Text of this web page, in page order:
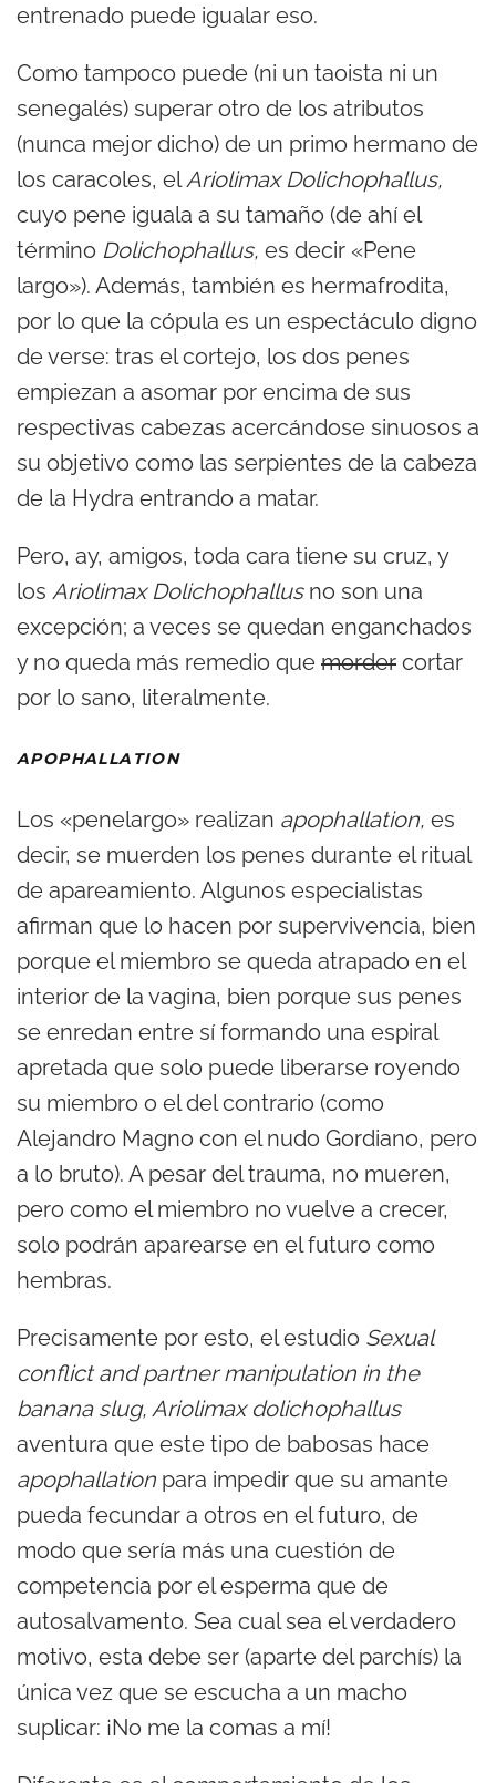
entrenado puede igualar eso.
Como tampoco puede (ni un taoista ni un
senegalés) superar otro de los atributos
(nunca mejor dicho) de un primo hermano de
los caracoles, elAriolimax Dolichophallus,
cuyo pene iguala a su tamaño (de ahí el
término Dolichophallus, es decir «Pene
largo»). Además, también es hermafrodita,
por lo que la cópula es un espectáculo digno
de verse: tras el cortejo, los dos penes
empiezan a asomar por encima de sus
respectivas cabezas acercándose sinuosos a
su objetivo como las serpientes de la cabeza
de la Hydra entrando a matar.
Pero, ay, amigos, toda cara tiene su cruz, y
los Ariolimax Dolichophallusno son una
excepción; a veces se quedan enganchados
y no queda más remedio que morder cortar
por lo sano, literalmente.
APOPHALLATION
Los «penelargo» realizan apophallation, es
decir, se muerden los penes durante el ritual
de apareamiento. Algunos especialistas
afirman que lo hacen por supervivencia, bien
porque el miembro se queda atrapado en el
interior de la vagina, bien porque sus penes
se enredan entre sí formando una espiral
apretada que solo puede liberarse royendo
su miembro o el del contrario (como
Alejandro Magno con el nudo Gordiano, pero
a lo bruto). A pesar del trauma, no mueren,
pero como el miembro no vuelve a crecer,
solo podrán aparearse en el futuro como
hembras.
Precisamente por esto, el estudio Sexual
conflict and partner manipulation in the
banana slug, Ariolimax dolichophallus
aventura que este tipo de babosas hace
apophallation para impedir que su amante
pueda fecundar a otros en el futuro, de
modo que sería más una cuestión de
competencia por el esperma que de
autosalvamento. Sea cual sea el verdadero
motivo, esta debe ser (aparte del parchís) la
única vez que se escucha a un macho
suplicar: ¡No me la comas a mí!